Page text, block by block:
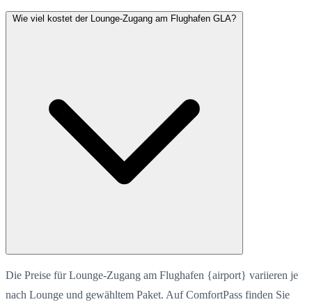
Wie viel kostet der Lounge-Zugang am Flughafen GLA?
Die Preise für Lounge-Zugang am Flughafen {airport} variieren je
nach Lounge und gewähltem Paket. Auf ComfortPass finden Sie